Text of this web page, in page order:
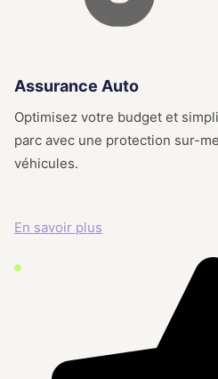
Assurance Auto
Optimisez votre budget et
parc avec une protection sur-
véhicules.
En savoir plus